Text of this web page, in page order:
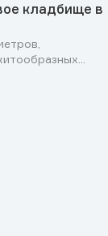
кладбище в